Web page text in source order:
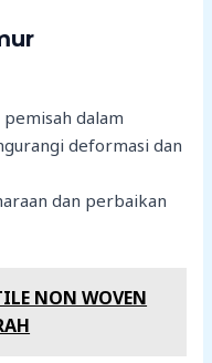
dalam
deformasi dan
dan perbaikan
NON WOVEN